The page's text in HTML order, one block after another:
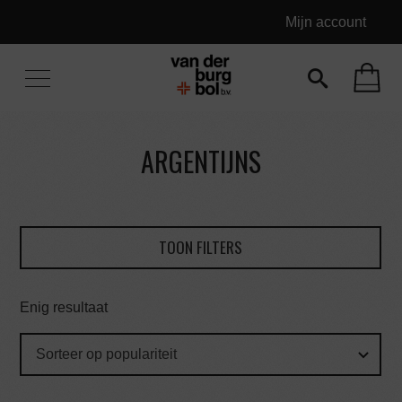
Mijn account
ARGENTIJNS
TOON FILTERS
Enig resultaat